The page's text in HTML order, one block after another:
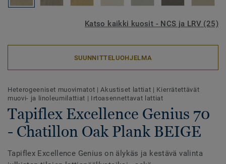
Katso kaikki kuosit - NCS ja LRV (25)
SUUNNITTELUOHJELMA
Heterogeeniset muovimatot |Akustiset lattiat | Kierrätettävät
muovi- ja linoleumilattiat | Irtoasennettavat lattiat
Tapiflex Excellence Genius 70
- Chatillon Oak Plank BEIGE
Tapiflex Excellence Genius on älykäs ja kestävä valinta